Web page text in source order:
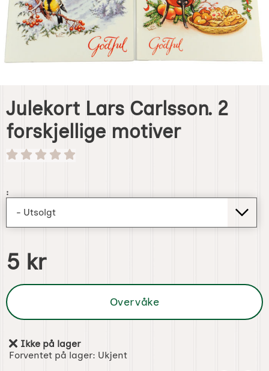
Julekort Lars Carlsson. 2
forskjellige motiver
:
pris
5 kr
Overvåke
Produkttilgjengelighet:
Ikke på lager
Forventet på lager: Ukjent